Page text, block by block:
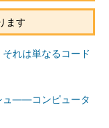
ね。
語の授業があるの
た学校で、生徒や保
すい」と褒めてくれ
なりました。
ます
れは単なるコード
ュ――コンピュータ